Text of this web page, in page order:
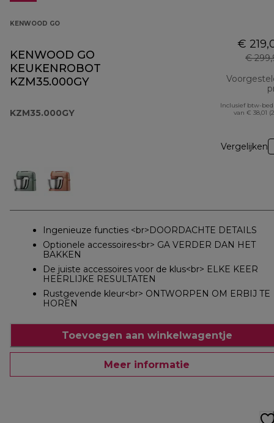
KENWOOD GO
KENWOOD GO
KEUKENROBOT
KZM35.000GY
KZM35.000GY
€
€
Inclusief btw-
van € 38,01
Vergelijken
Ingenieuze functies <br>DOORDACHTE DETAILS
Optionele accessoires<br> GA VERDER DAN HET
BAKKEN
De juiste accessoires voor de klus<br> ELKE KEER
HEERLIJKE RESULTATEN
Rustgevende kleur<br> ONTWORPEN OM ERBIJ TE
HOREN
Toevoegen aan winkelwagentje
Meer informatie